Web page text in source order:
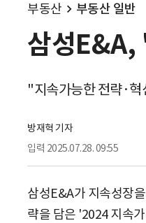
부동산 부동산 일반
삼성E&A,
"지속가능한 전략·혁
방재혁 기자
입력 2025.07.28. 09:55
삼성E&A가 지속성장
략을 담은 '2024 지속